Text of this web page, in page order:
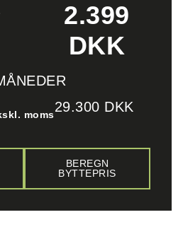
2.399
DKK
moms29.300 DKK
BEREGN
BYTTEPRIS